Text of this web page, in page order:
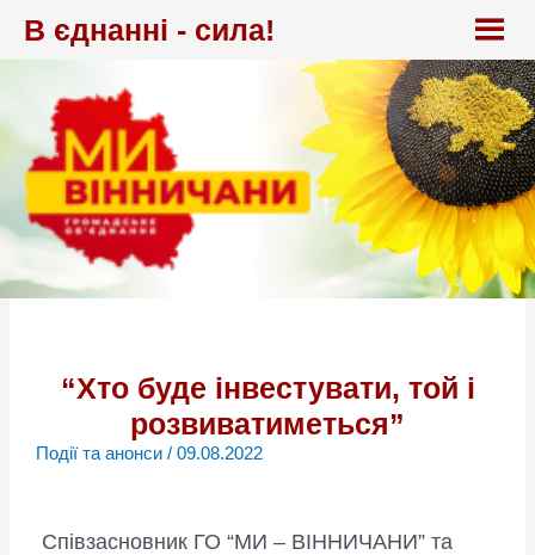
В єднанні - сила!
“Хто буде інвестувати, той і
розвиватиметься”
Події та анонси/ 09.08.2022
Співзасновник ГО “МИ – ВІННИЧАНИ” та